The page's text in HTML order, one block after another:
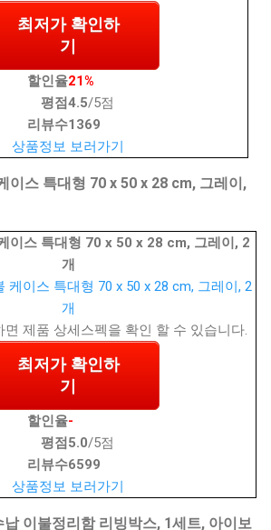
최저가 확인하
기
할인율21%
평점4.5/5점
리뷰수1369
상품정보 보러가기
이스 특대형 70 x 50 x 28 cm, 그레이,
이스 특대형 70 x 50 x 28 cm, 그레이, 2
개
면 제품 상세스펙을 확인 할 수 있습니다.
최저가 확인하
기
할인율-
평점 5.0/5점
리뷰수6599
상품정보 보러가기
이불정리함 리빙박스, 1세트, 아이보